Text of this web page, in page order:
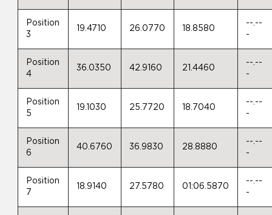
Position
3
19.4710 26.0770 18.8580
--.--
-
Position
4
36.0350 42.9160 21.4460
--.--
-
Position
5
19.1030 25.7720 18.7040
--.--
-
Position
6
40.6760 36.9830 28.8880
--.--
-
Position
7
18.9140 27.5780 01:06.5870
--.--
-